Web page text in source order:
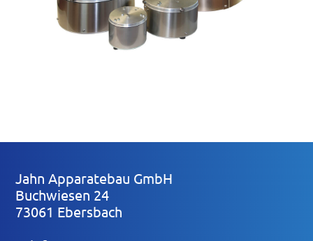
Jahn Apparatebau GmbH
Buchwiesen 24
73061 Ebersbach